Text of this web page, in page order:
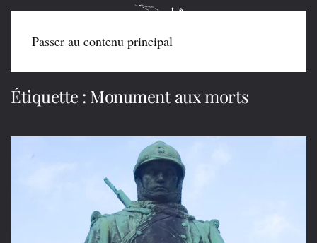
Passer au contenu principal
Étiquette : Monument aux morts